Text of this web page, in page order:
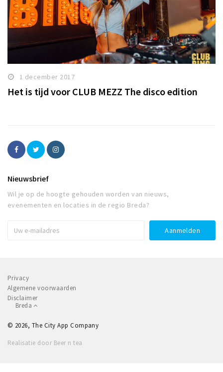
1 december 2017
Het is tijd voor CLUB MEZZ The disco edition
Nieuwsbrief
Wil je op de hoogte gehouden worden van nieuws,
evenementen en locaties in de regio Breda?
Privacy
Algemene voorwaarden
Disclaimer
Breda
© 2026, The City App Company
Realisatie door Beer n tea